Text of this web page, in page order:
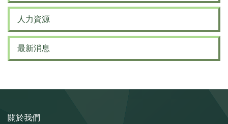
遙
控
拆
卸
機
械
人力資源
最新消息
關於我們